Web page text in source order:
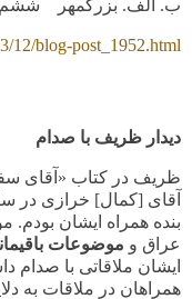
ب. الف. بزرگمهر ششم
12/blog-post_1952.html
دیدار ظریف با صدام
ظریف در کتاب «آقای
آقای [کمال] خرازی در
بنده همراه ایشان بودم.
عراق و موضوعات
ایشان ملاقاتی با صدام
همراهان در ملاقات به